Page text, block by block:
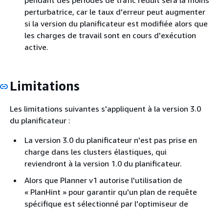
perturbatrice, car le taux d'erreur peut augmenter
si la version du planificateur est modifiée alors que
les charges de travail sont en cours d'exécution
active.
Limitations
Les limitations suivantes s'appliquent à la version 3.0
du planificateur :
La version 3.0 du planificateur n'est pas prise en
charge dans les clusters élastiques, qui
reviendront à la version 1.0 du planificateur.
Alors que Planner v1 autorise l'utilisation de
« PlanHint » pour garantir qu'un plan de requête
spécifique est sélectionné par l'optimiseur de